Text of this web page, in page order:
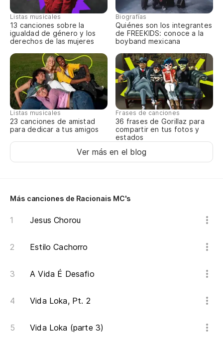
Listas musicales
13 canciones sobre la
igualdad de género y los
derechos de las mujeres
Biografías
Quiénes son los integrantes
de FREEKIDS: conoce a la
boyband mexicana
Listas musicales
23 canciones de amistad
para dedicar a tus amigos
Frases de canciones
36 frases de Gorillaz para
compartir en tus fotos y
estados
Ver más en el blog
Más canciones de Racionais MC's
Jesus Chorou
Estilo Cachorro
A Vida É Desafio
Vida Loka, Pt. 2
Vida Loka (parte 3)